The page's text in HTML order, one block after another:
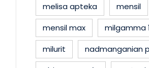
melisa apteka
mensil
mensil max
milgamma
milurit
nadmanganian